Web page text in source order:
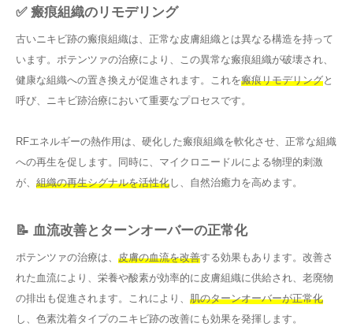
✅ 瘢痕組織のリモデリング
古いニキビ跡の瘢痕組織は、正常な皮膚組織とは異なる構造を持って
います。ポテンツァの治療により、この異常な瘢痕組織が破壊され、
健康な組織への置き換えが促進されます。これを瘢痕リモデリングと
呼び、ニキビ跡治療において重要なプロセスです。
RFエネルギーの熱作用は、硬化した瘢痕組織を軟化させ、正常な組織
への再生を促します。同時に、マイクロニードルによる物理的刺激
が、 組織の再生シグナルを活性化 し、自然治癒力を高めます。
📝 血流改善とターンオーバーの正常化
ポテンツァの治療は、 皮膚の血流を改善する効果もあります。改善さ
れた血流により、栄養や酸素が効率的に皮膚組織に供給され、老廃物
の排出も促進されます。これにより、 肌のターンオーバーが正常化
し、色素沈着タイプのニキビ跡の改善にも効果を発揮します。